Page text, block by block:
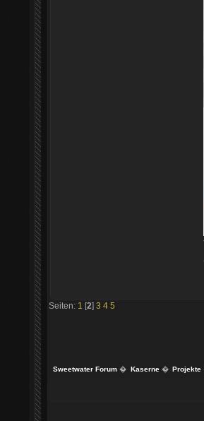
Seiten: 1 [2] 3 4 5
Sweetwater Forum � Kaserne� Projekte